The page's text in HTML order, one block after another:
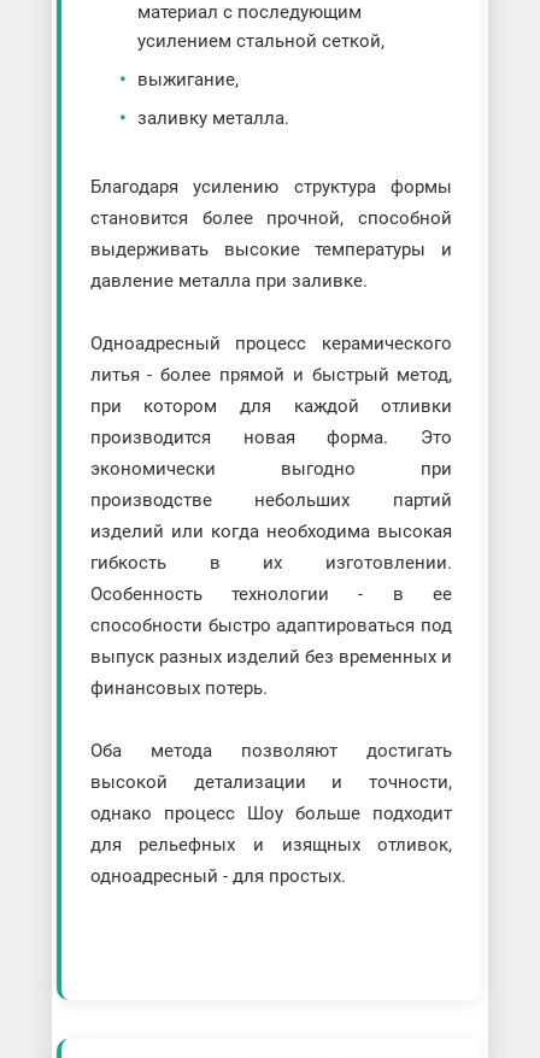
материал с последующим
усилением стальной сеткой,
выжигание,
заливку металла.
Благодаря усилению структура формы
становится более прочной, способной
выдерживать высокие температуры и
давление металла при заливке.
Одноадресный процесс керамического
литья - более прямой и быстрый метод,
при котором для каждой отливки
производится новая форма. Это
экономически выгодно при
производстве небольших партий
изделий или когда необходима высокая
гибкость в их изготовлении.
Особенность технологии - в ее
способности быстро адаптироваться под
выпуск разных изделий без временных и
финансовых потерь.
Оба метода позволяют достигать
высокой детализации и точности,
однако процесс Шоу больше подходит
для рельефных и изящных отливок,
одноадресный - для простых.